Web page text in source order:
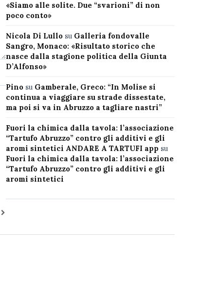
«Siamo alle solite. Due “svarioni” di non
poco conto»
Nicola Di Lullosu Galleria fondovalle
Sangro, Monaco: «Risultato storico che
nasce dalla stagione politica della Giunta
D’Alfonso»
Pinosu Gamberale, Greco: “In Molise si
continua a viaggiare su strade dissestate,
ma poi si va in Abruzzo a tagliare nastri”
Fuori la chimica dalla tavola: l’associazione
“Tartufo Abruzzo” contro gli additivi e gli
aromi sintetici ANDARE A TARTUFI app su
Fuori la chimica dalla tavola: l’associazione
“Tartufo Abruzzo” contro gli additivi e gli
aromi sintetici